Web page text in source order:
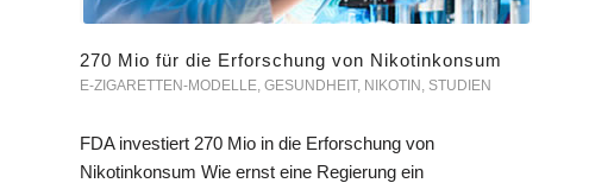
270 Mio für die Erforschung von Nikotinkonsum
E-ZIGARETTEN-MODELLE, GESUNDHEIT, NIKOTIN , STUDIEN
FDA investiert 270 Mio in die Erforschung von
Nikotinkonsum Wie ernst eine Regierung ein